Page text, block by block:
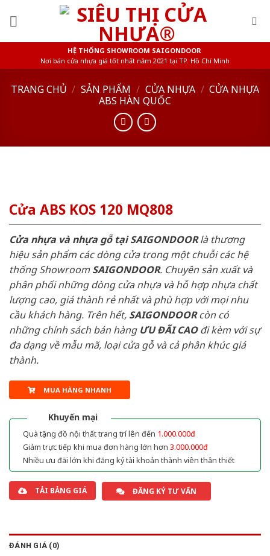
HỆ THỐNG SHOWROOM SAIGONDOOR
Nơi bán cửa nhựa giá tốt nhất năm 2021 tại TP. Hồ Chí Minh
TRANG CHỦ / SẢN PHẨM / CỬA NHỰA / CỬA NHỰA
ABS HÀN QUỐC
Cửa ABS KOS 120 MQ808
Cửa nhựa và nhựa gỗ tại SAIGONDOORlà thương
hiệu sản phẩm các dòng cửa trong một chuỗi các hệ
thống ShowroomSAIGONDOOR. Chuyên sản xuất và
phân phối những dòng cửa nhựa và hỗ hợp nhựa chất
lượng cao, giá thành rẻ nhất và phù hợp với mọi nhu
cầu khách hàng. Trên hết, SAIGONDOORcòn có
những chính sách bán hàng ƯU ĐÃI CAOđi kèm với sự
đa dạng về mẫu mã, loại cửa gỗ và cả phân khúc giá
thành.
MUA HÀNG NHANH
Khuyến mại
Quà tặng đồ nội thất trang trí lên đến 1.000.000đ
Giảm trực tiếp khi mua đơn hàng lớn hơn 3.000.000đ
Nhiều ưu đãi lớn khi đăng ký tài khoản thành viên thân thiết
TẢI BẢNG GIÁ ĐĂNG KÝ TƯ VẤN
ĐÁNH GIÁ (0)